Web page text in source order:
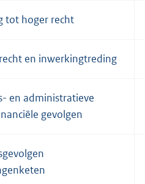
tot hoger recht
en inwerkingtreding
en administratieve
gevolgen